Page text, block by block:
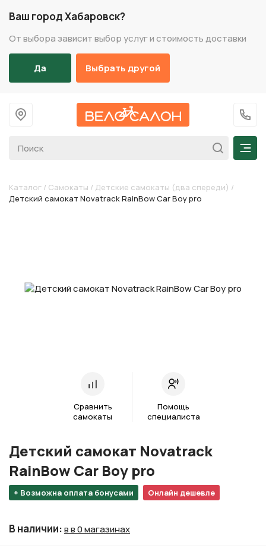
Ваш город Хабаровск?
От выбора зависит выбор услуг и стоимость доставки
Да Выбрать другой
На главную
+7
Каталог / Самокаты / Детскиe самокаты (два спереди) /
Детский самокат Novatrack RainBow Car Boy pro
Сравнить
самокаты
Помощь
специалиста
+ Возможна оплата бонусами Онлайн дешевле
Детский самокат Novatrack
RainBow Car Boy pro
В наличии:в в 0 магазинах